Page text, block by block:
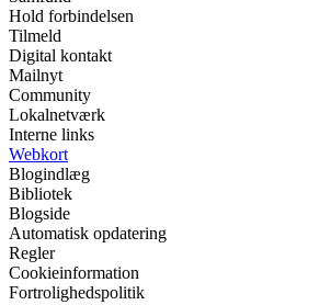
Hold forbindelsen
Tilmeld
Digital kontakt
Mailnyt
Community
Lokalnetværk
Interne links
Webkort
Blogindlæg
Bibliotek
Blogside
Automatisk opdatering
Regler
Cookieinformation
Fortrolighedspolitik